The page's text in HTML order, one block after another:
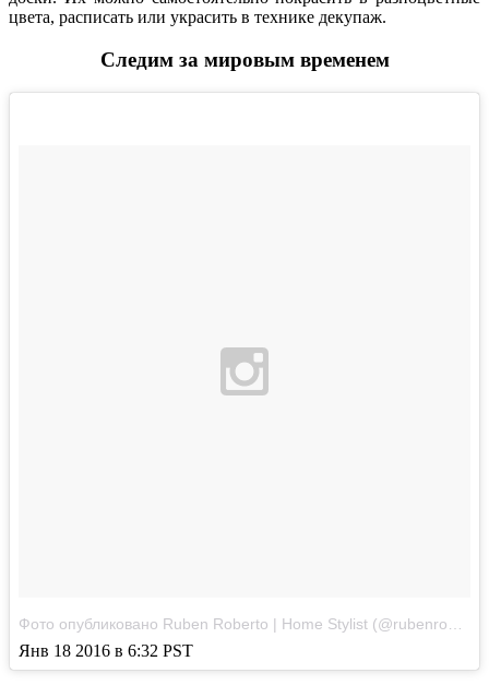
цвета, расписать или украсить в технике декупаж.
Следим за мировым временем
Янв 18 2016 в 6:32 PST